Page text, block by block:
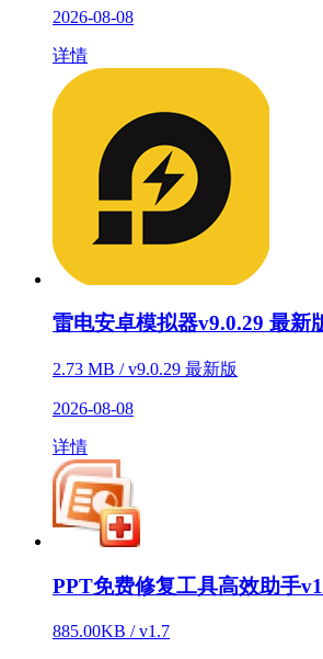
2026-08-08
详情
雷电安卓模拟器v9.0.29 最新
2.73 MB / v9.0.29 最新版
2026-08-08
详情
PPT免费修复工具高效助手
885.00KB / v1.7